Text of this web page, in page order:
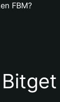
FBM?